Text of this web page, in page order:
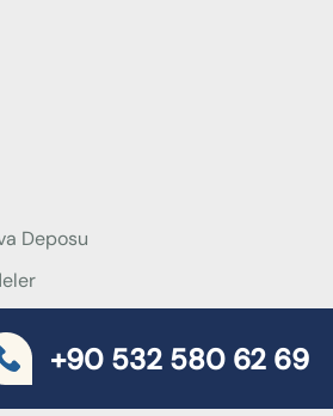
Deposu
+90 532 580 62 69